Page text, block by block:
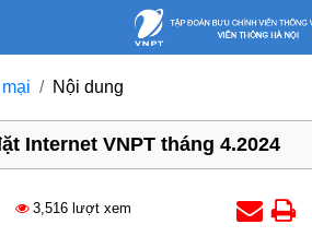
Nội dung
Internet VNPT tháng 4.2024
3,516 lượt xem